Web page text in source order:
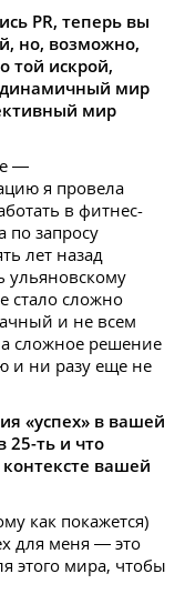
PR, теперь вы
но, возможно,
той искрой,
динамичный мир
мир
—
я провела
в фитнес-
по запросу
лет назад
ульяновскому
стало сложно
и не всем
сложное решение
и ни разу еще не
«успех» в вашей
25-ть и что
контексте вашей
как покажется)
для меня — это
этого мира, чтобы